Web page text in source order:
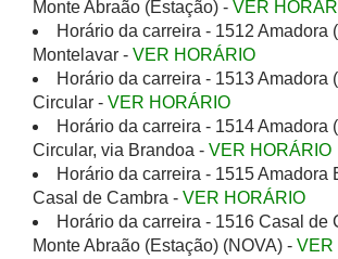
Monte Abraão (Estação) - VER
Horário da carreira - 1512 Amadora
Montelavar - VER HORÁRIO
Horário da carreira - 1513 Amadora
Circular - VER HORÁRIO
Horário da carreira - 1514 Amadora
Circular, via Brandoa - VER HORÁRIO
Horário da carreira - 1515 Amadora
Casal de Cambra - VER HORÁRIO
Horário da carreira - 1516 Casal de
Monte Abraão (Estação) (NOVA) - VER